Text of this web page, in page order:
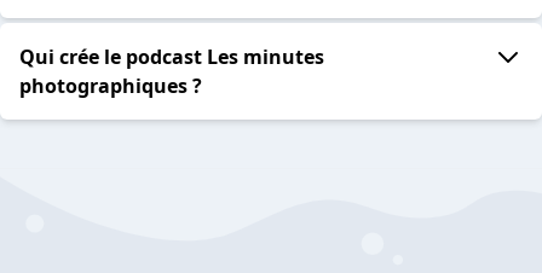
Qui crée le podcast Les minutes
photographiques ?